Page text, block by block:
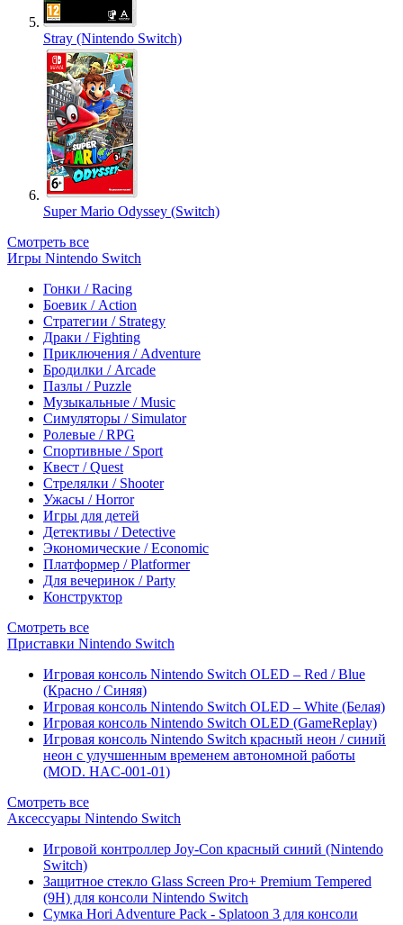
Stray (Nintendo Switch)
Super Mario Odyssey (Switch)
Смотреть все
Игры Nintendo Switch
Гонки / Racing
Боевик / Action
Стратегии / Strategy
Драки / Fighting
Приключения / Adventure
Бродилки / Arcade
Пазлы / Puzzle
Музыкальные / Music
Симуляторы / Simulator
Ролевые / RPG
Спортивные / Sport
Квест / Quest
Стрелялки / Shooter
Ужасы / Horror
Игры для детей
Детективы / Detective
Экономические / Economic
Платформер / Platformer
Для вечеринок / Party
Конструктор
Смотреть все
Приставки Nintendo Switch
Игровая консоль Nintendo Switch OLED – Red / Blue
(Красно / Синяя)
Игровая консоль Nintendo Switch OLED – White (Белая)
Игровая консоль Nintendo Switch OLED (GameReplay)
Игровая консоль Nintendo Switch красный неон / синий
неон с улучшенным временем автономной работы
(MOD. HAC-001-01)
Смотреть все
Аксессуары Nintendo Switch
Игровой контроллер Joy-Con красный синий (Nintendo
Switch)
Защитное стекло Glass Screen Pro+ Premium Tempered
(9H) для консоли Nintendo Switch
Сумка Hori Adventure Pack - Splatoon 3 для консоли